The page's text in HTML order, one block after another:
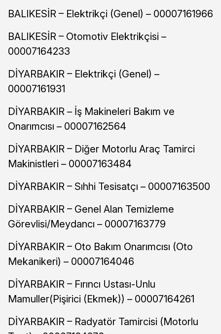
BALIKESİR – Elektrikçi (Genel) – 00007161966
BALIKESİR – Otomotiv Elektrikçisi –
00007164233
DİYARBAKIR – Elektrikçi (Genel) –
00007161931
DİYARBAKIR – İş Makineleri Bakım ve
Onarımcısı – 00007162564
DİYARBAKIR – Diğer Motorlu Araç Tamirci
Makinistleri – 00007163484
DİYARBAKIR – Sıhhi Tesisatçı – 00007163500
DİYARBAKIR – Genel Alan Temizleme
Görevlisi/Meydancı – 00007163779
DİYARBAKIR – Oto Bakım Onarımcısı (Oto
Mekanikeri) – 00007164046
DİYARBAKIR – Fırıncı Ustası-Unlu
Mamuller(Pişirici (Ekmek)) – 00007164261
DİYARBAKIR – Radyatör Tamircisi (Motorlu